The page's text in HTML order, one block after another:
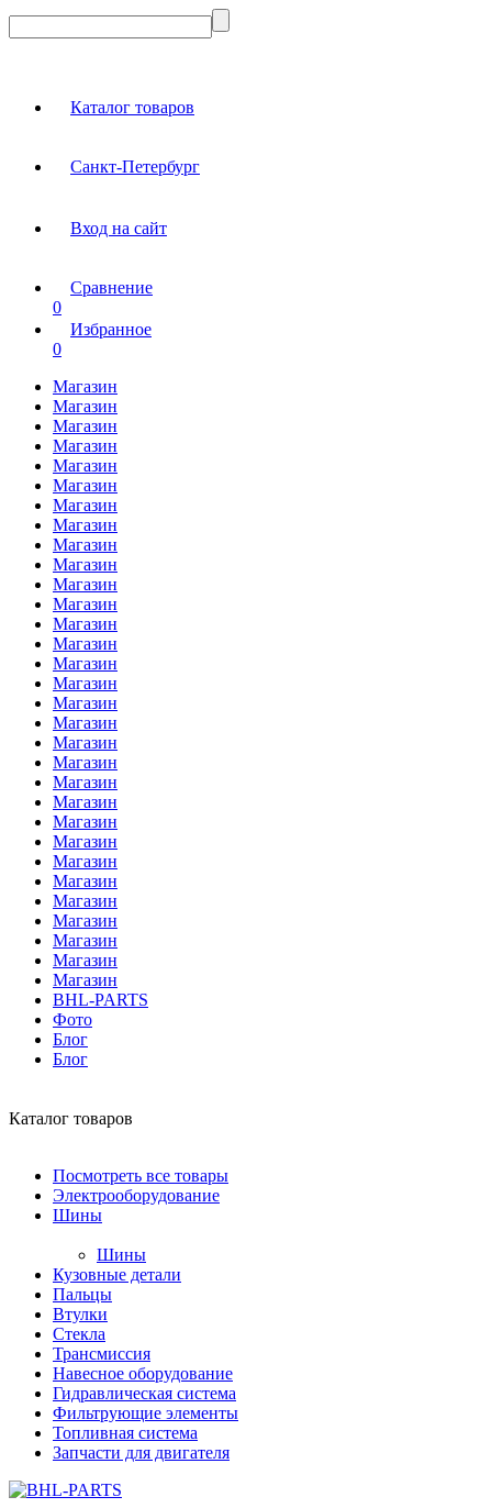
Каталог товаров
Санкт-Петербург
Вход на сайт
Сравнение
0
Избранное
0
Магазин
Магазин
Магазин
Магазин
Магазин
Магазин
Магазин
Магазин
Магазин
Магазин
Магазин
Магазин
Магазин
Магазин
Магазин
Магазин
Магазин
Магазин
Магазин
Магазин
Магазин
Магазин
Магазин
Магазин
Магазин
Магазин
Магазин
Магазин
Магазин
Магазин
Магазин
BHL-PARTS
Фото
Блог
Блог
Каталог товаров
Посмотреть все товары
Электрооборудование
Шины
Шины
Кузовные детали
Пальцы
Втулки
Стекла
Трансмиссия
Навесное оборудование
Гидравлическая система
Фильтрующие элементы
Топливная система
Запчасти для двигателя